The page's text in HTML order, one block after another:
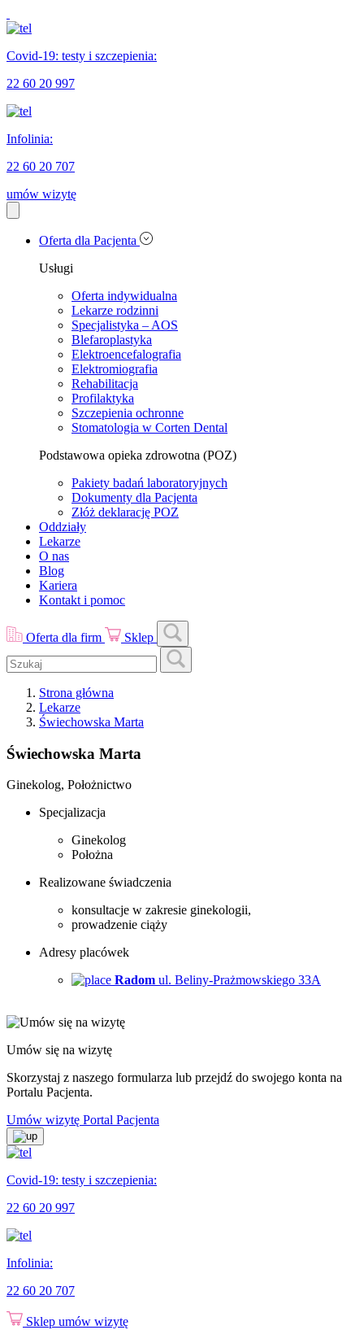
Covid-19: testy i szczepienia:
22 60 20 997
Infolinia:
22 60 20 707
umów wizytę
Oferta dla Pacjenta
Usługi
Oferta indywidualna
Lekarze rodzinni
Specjalistyka – AOS
Blefaroplastyka
Elektroencefalografia
Elektromiografia
Rehabilitacja
Profilaktyka
Szczepienia ochronne
Stomatologia w Corten Dental
Podstawowa opieka zdrowotna (POZ)
Pakiety badań laboratoryjnych
Dokumenty dla Pacjenta
Złóż deklarację POZ
Oddziały
Lekarze
O nas
Blog
Kariera
Kontakt i pomoc
Oferta dla firm Sklep
Strona główna
Lekarze
Świechowska Marta
Świechowska Marta
Ginekolog, Położnictwo
Specjalizacja
Ginekolog
Położna
Realizowane świadczenia
konsultacje w zakresie ginekologii,
prowadzenie ciąży
Adresy placówek
Radom ul. Beliny-Prażmowskiego 33A
Umów się na wizytę
Skorzystaj z naszego formularza lub przejdź do swojego konta na
Portalu Pacjenta.
Umów wizytę Portal Pacjenta
Covid-19: testy i szczepienia:
22 60 20 997
Infolinia:
22 60 20 707
Sklep umów wizytę